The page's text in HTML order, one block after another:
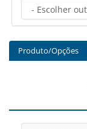
Produto/Opções